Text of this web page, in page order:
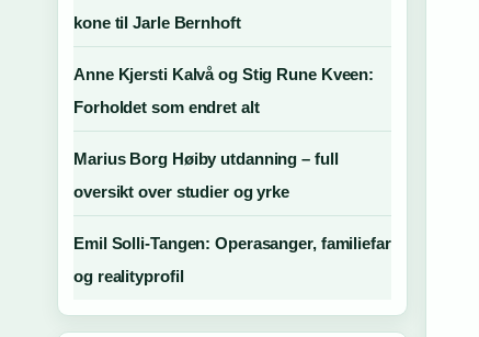
kone til Jarle Bernhoft
Anne Kjersti Kalvå og Stig Rune Kveen:
Forholdet som endret alt
Marius Borg Høiby utdanning – full
oversikt over studier og yrke
Emil Solli-Tangen: Operasanger, familiefar
og realityprofil